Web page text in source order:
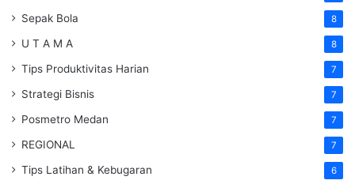
Sepak Bola 8
U T A M A 8
Tips Produktivitas Harian 7
Strategi Bisnis 7
Posmetro Medan 7
REGIONAL 7
Tips Latihan & Kebugaran 6